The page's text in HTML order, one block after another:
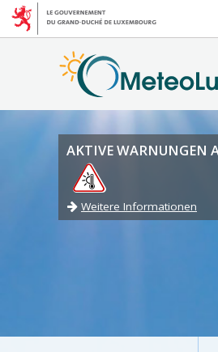
AKTIVE WARNUNGEN
Weitere Informationen